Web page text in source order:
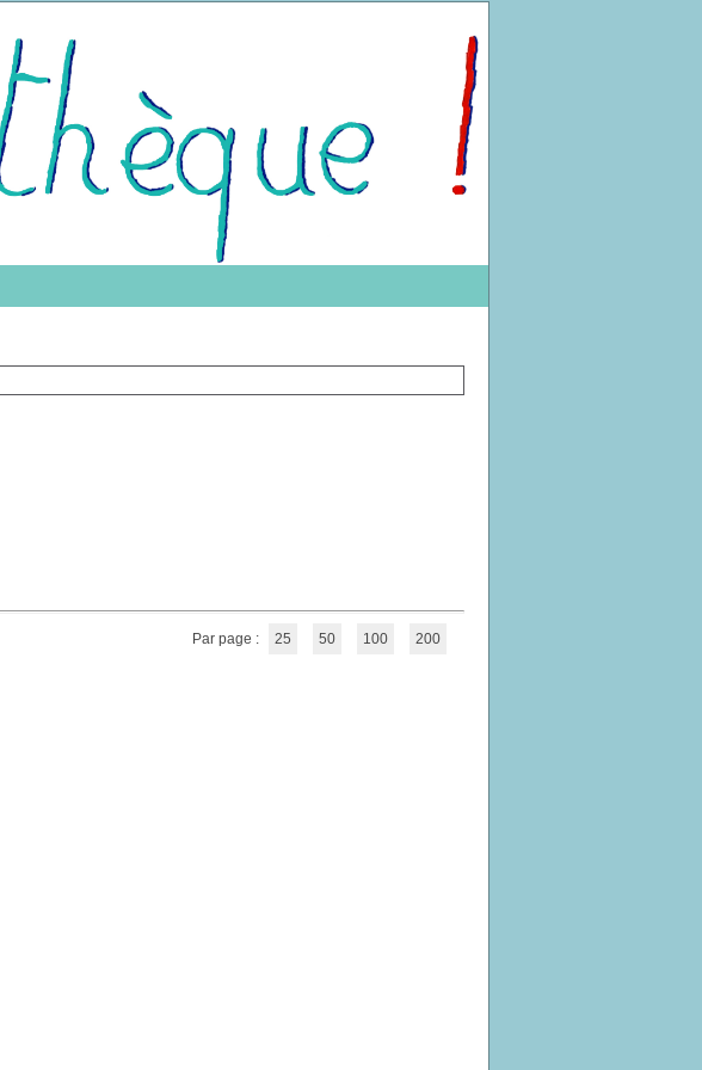
Par page : 25 50 100 200